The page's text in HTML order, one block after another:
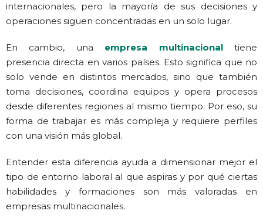
internacionales, pero la mayoría de sus decisiones y
operaciones siguen concentradas en un solo lugar.
En cambio, una empresa multinacionaltiene
presencia directa en varios países. Esto significa que no
solo vende en distintos mercados, sino que también
toma decisiones, coordina equipos y opera procesos
desde diferentes regiones al mismo tiempo. Por eso, su
forma de trabajar es más compleja y requiere perfiles
con una visión más global.
Entender esta diferencia ayuda a dimensionar mejor el
tipo de entorno laboral al que aspiras y por qué ciertas
habilidades y formaciones son más valoradas en
empresas multinacionales.